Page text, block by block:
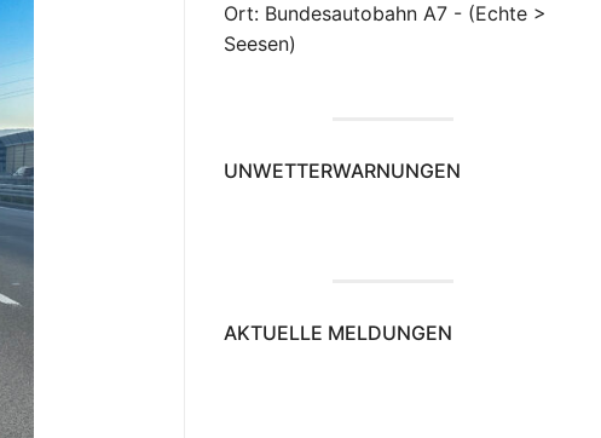
Ort: Bundesautobahn A7 - (Echte >
Seesen)
UNWETTERWARNUNGEN
AKTUELLE MELDUNGEN